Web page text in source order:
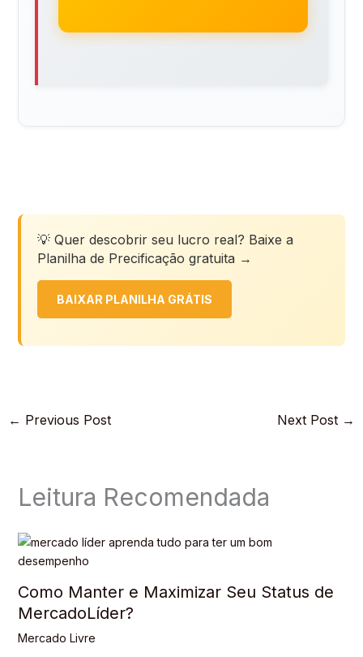
💡 Quer descobrir seu lucro real? Baixe a
Planilha de Precificação gratuita →
BAIXAR PLANILHA GRÁTIS
← Previous Post Next Post →
Leitura Recomendada
Como Manter e Maximizar Seu Status de
MercadoLíder?
Mercado Livre